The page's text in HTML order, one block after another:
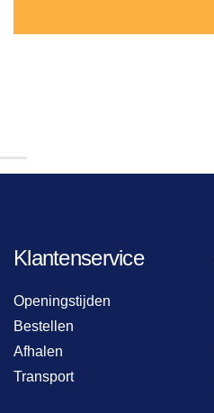
Klantenservice
Openingstijden
Bestellen
Afhalen
Transport